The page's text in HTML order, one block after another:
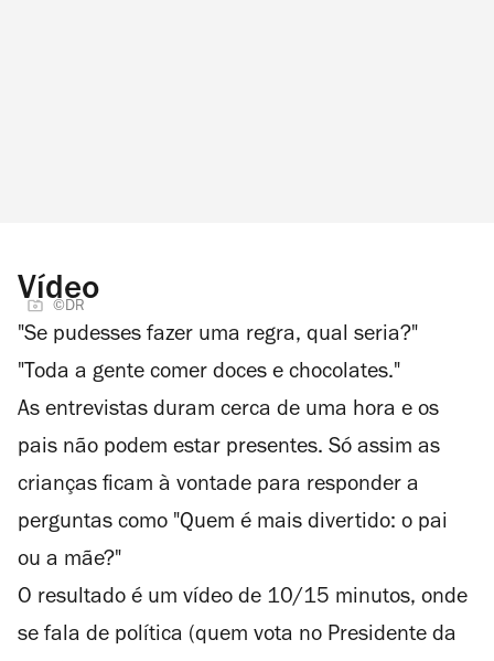
Vídeo
©DR
"Se pudesses fazer uma regra, qual seria?"
"Toda a gente comer doces e chocolates."
As entrevistas duram cerca de uma hora e os
pais não podem estar presentes. Só assim as
crianças ficam à vontade para responder a
perguntas como "Quem é mais divertido: o pai
ou a mãe?"
O resultado é um vídeo de 10/15 minutos, onde
se fala de política (quem vota no Presidente da